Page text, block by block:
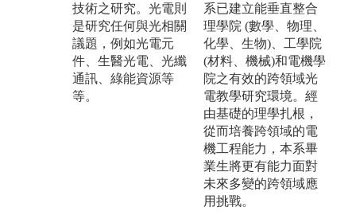
技術之研究。光電則
是研究任何與光相關
議題，例如光電元
件、生醫光電、光纖
通訊、綠能資源等
等。
系已建立能垂直整合
理學院 (數學、物理、
化學、生物)、工學院
(材料、機械)和電機學
院之有效的跨領域光
電教學研究環境。經
由基礎的理學扎根，
從而培養跨領域的電
機工程能力，本系畢
業生將更有能力面對
未來多變的跨領域應
用挑戰。